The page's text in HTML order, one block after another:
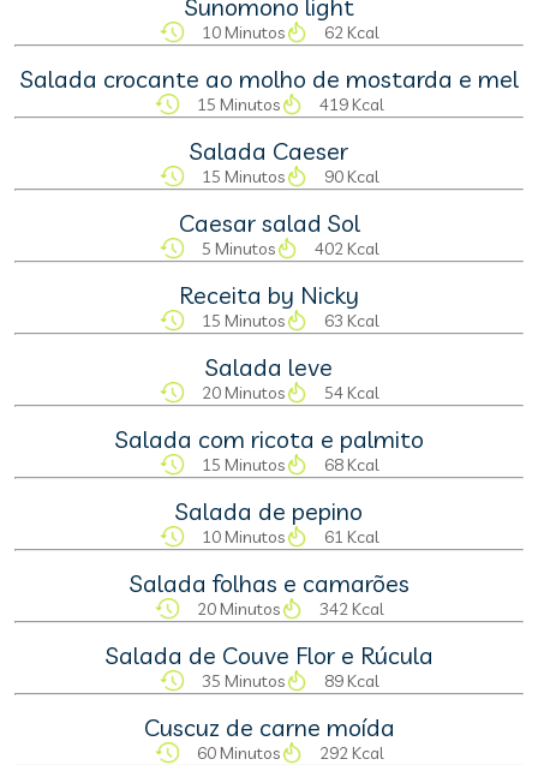
Sunomono light
10 Minutos 62 Kcal
Salada crocante ao molho de mostarda e mel
15 Minutos 419 Kcal
Salada Caeser
15 Minutos 90 Kcal
Caesar salad Sol
5 Minutos 402 Kcal
Receita by Nicky
15 Minutos 63 Kcal
Salada leve
20 Minutos 54 Kcal
Salada com ricota e palmito
15 Minutos 68 Kcal
Salada de pepino
10 Minutos 61 Kcal
Salada folhas e camarões
20 Minutos 342 Kcal
Salada de Couve Flor e Rúcula
35 Minutos 89 Kcal
Cuscuz de carne moída
60 Minutos 292 Kcal